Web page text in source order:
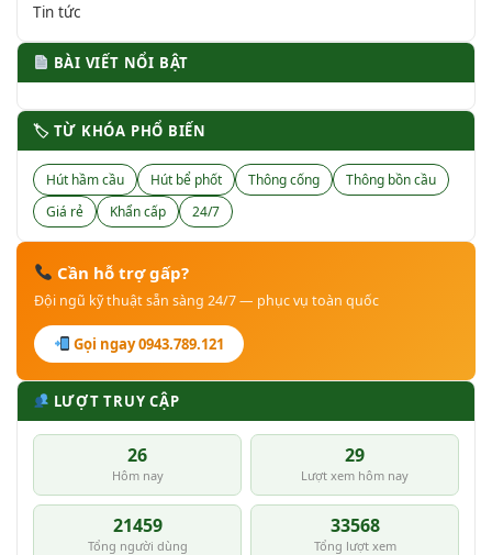
Tin tức
BÀI VIẾT NỔI BẬT
🏷 TỪ KHÓA PHỔ BIẾN
Hút hầm cầu Hút bể phốt Thông cống
Thông bồn cầu
Giá rẻ
Khẩn cấp 24/7
Cần hỗ trợ gấp?
Đội ngũ kỹ thuật sẵn sàng 24/7 — phục vụ toàn quốc
Gọi ngay 0943.789.121
LƯỢT TRUY CẬP
26
Hôm nay
29
Lượt xem hôm nay
21459
Tổng người dùng
33568
Tổng lượt xem